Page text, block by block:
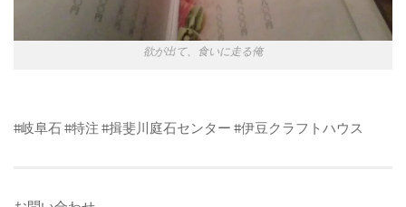
欲が出て、食いに走る俺
#岐阜石 #特注 #揖斐川庭石センター #伊豆クラフトハウス